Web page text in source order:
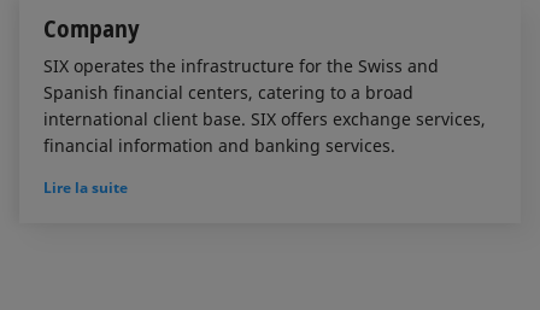
Company
SIX operates the infrastructure for the Swiss and
Spanish financial centers, catering to a broad
international client base. SIX offers exchange services,
financial information and banking services.
Lire la suite